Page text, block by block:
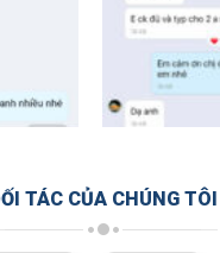
TÁC CỦA CHÚNG TÔI